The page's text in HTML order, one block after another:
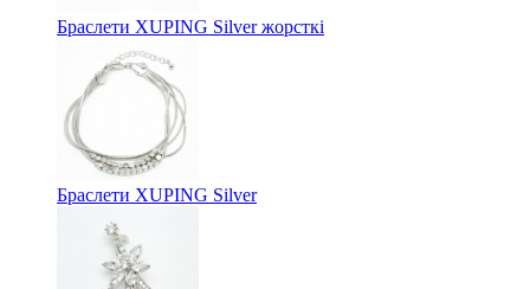
Браслети XUPING Silver жорсткі
Браслети XUPING Silver